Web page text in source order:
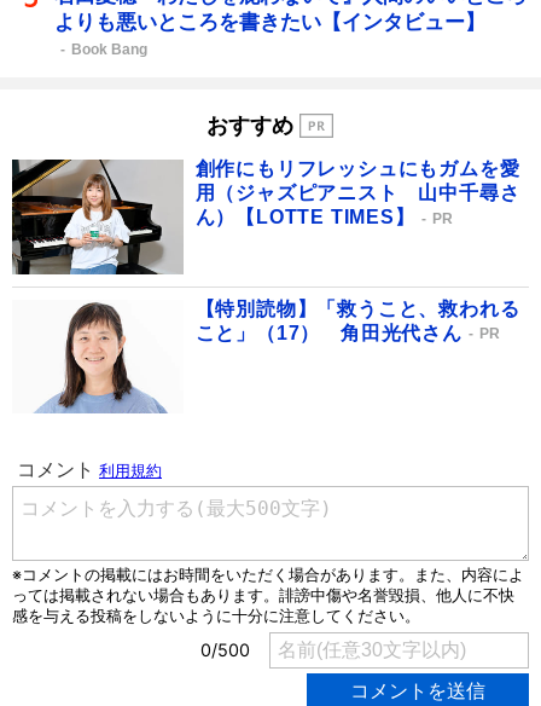
よりも悪いところを書きたい【インタビュー】
Book Bang
おすすめ
創作にもリフレッシュにもガムを愛
用（ジャズピアニスト 山中千尋さ
ん）【LOTTE TIMES】
PR
【特別読物】「救うこと、救われる
こと」（17） 角田光代さん
PR